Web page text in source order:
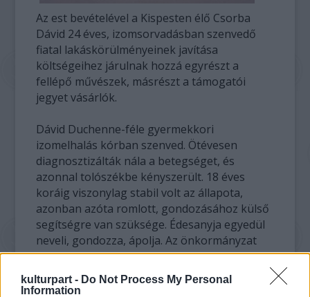
kulturpart - Do Not Process My Personal
Information
Az est bevételével a Kispesten élő Csorba
Dávid 24 éves, izomsorvadásban szenvedő
fiatal lakáskörülményeinek javítása
költségeihez járulnak hozzá egyrészt a
fellépő művészek, másrészt a támogatói
jegyet vásárlók.
Dávid Duchenne-féle gyermekkori
izomelhalás kórban szenved. Ötévesen
diagnosztizálták nála a betegséget, és
azonnal tolószékbe kényszerült. 18 éves
koráig viszonylag stabil volt az állapota,
azonban azóta romlott, gondozásához külső
segítségre van szüksége. Édesanyja egyedül
neveli, gondozza, ápolja. Az önkormányzat
lakást biztosít a családnak, azonban a
lakáskörülmények javítása, a fiú további
gondozása anyagi segítség nélkül egyre